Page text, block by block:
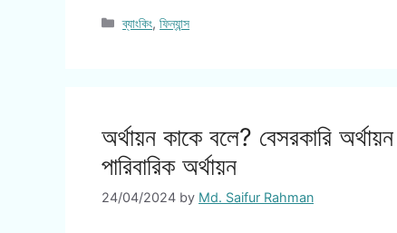
Categories
ব্যাংকিং,ফিন্যান্স
অর্থায়ন কাকে বলে? বেসরকারি
পারিবারিক অর্থায়ন
24/04/2024 by Md. Saifur Rahman